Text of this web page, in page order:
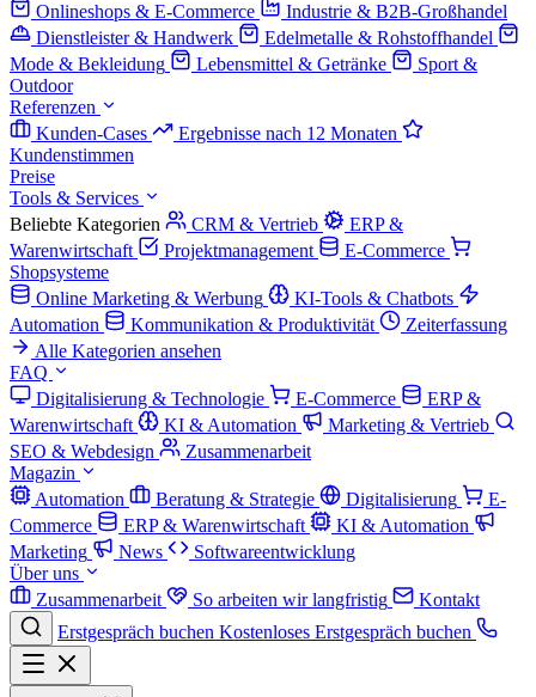
Onlineshops & E-Commerce
Industrie & B2B-Großhandel
Dienstleister & Handwerk
Edelmetalle & Rohstoffhandel
Mode & Bekleidung
Lebensmittel & Getränke
Sport &
Outdoor
Referenzen
Kunden-Cases
Ergebnisse nach 12 Monaten
Kundenstimmen
Preise
Tools & Services
Beliebte Kategorien
CRM & Vertrieb
ERP &
Warenwirtschaft
Projektmanagement
E-Commerce
Shopsysteme
Online Marketing & Werbung
KI-Tools & Chatbots
Automation
Kommunikation & Produktivität
Zeiterfassung
Alle Kategorien ansehen
FAQ
Digitalisierung & Technologie
E-Commerce
ERP &
Warenwirtschaft
KI & Automation
Marketing & Vertrieb
SEO & Webdesign
Zusammenarbeit
Magazin
Automation
Beratung & Strategie Digitalisierung
E-
Commerce
ERP & Warenwirtschaft
KI & Automation
Marketing
News
Softwareentwicklung
Über uns
Zusammenarbeit
So arbeiten wir langfristig
Kontakt
Erstgespräch buchen Kostenloses Erstgespräch buchen